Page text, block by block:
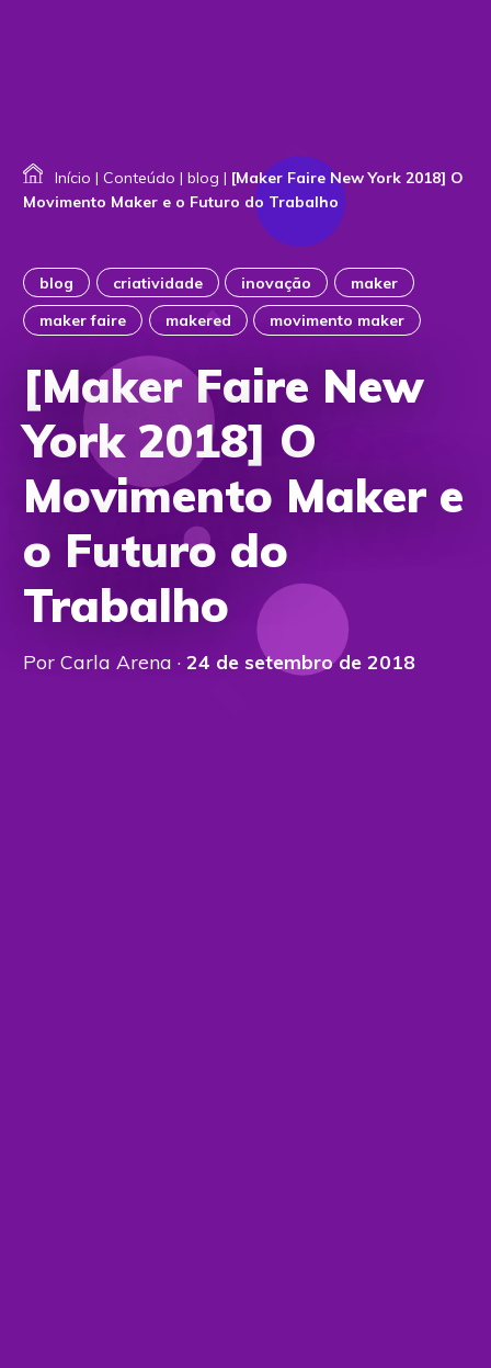
Início | Conteúdo | blog | [Maker Faire New York 2018] O
Movimento Maker e o Futuro do Trabalho
blog criatividade inovação
maker
maker faire
makered movimento maker
[Maker Faire New
York 2018] O
Movimento Maker e
o Futuro do
Trabalho
Por Carla Arena · 24 de setembro de 2018